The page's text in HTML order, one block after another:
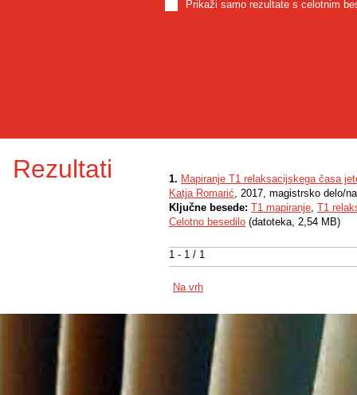
Prikaži samo rezultate s celotnim
Rezultati
1 - 1 / 1
1. Mapiranje T1 relaksacijskega časa
Katja Romarić, 2017, magistrsko delo/
Ključne besede: T1 mapiranje, T1
Celotno besedilo (datoteka, 2,54 MB)
Na vrh